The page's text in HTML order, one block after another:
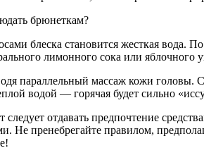
брюнеткам?
блеска становится жесткая вода.
лимонного сока или яблочного
параллельный массаж кожи головы.
водой — горячая будет сильно
следует отдавать предпочтение
Не пренебрегайте правилом,